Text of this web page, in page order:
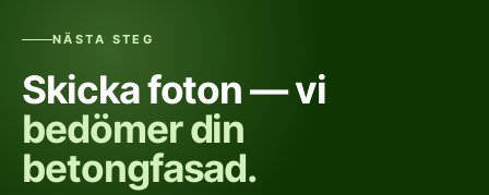
NÄSTA STEG
Skicka foton — vi
bedömer din
betongfasad.